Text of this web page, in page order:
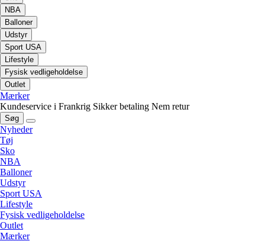
NBA
Balloner
Udstyr
Sport USA
Lifestyle
Fysisk vedligeholdelse
Outlet
Mærker
Kundeservice i Frankrig Sikker betaling Nem retur
Søg
Nyheder
Tøj
Sko
NBA
Balloner
Udstyr
Sport USA
Lifestyle
Fysisk vedligeholdelse
Outlet
Mærker